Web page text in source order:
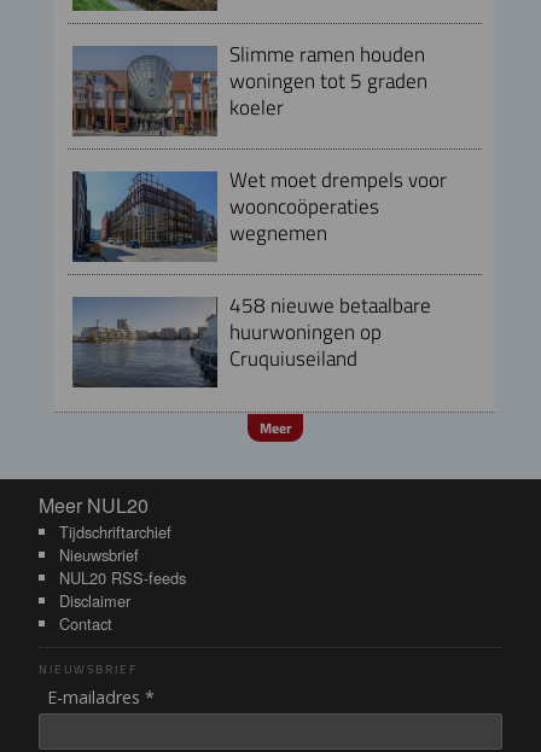
Slimme ramen houden
woningen tot 5 graden
koeler
Wet moet drempels voor
wooncoöperaties
wegnemen
458 nieuwe betaalbare
huurwoningen op
Cruquiuseiland
Meer
Meer NUL20
Meer NUL20
Tijdschriftarchief
Nieuwsbrief
NUL20 RSS-feeds
Disclaimer
Contact
NIEUWSBRIEF
E-mailadres *